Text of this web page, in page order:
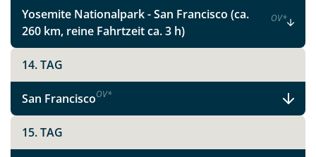
Yosemite Nationalpark - San Francisco (ca.
260 km, reine Fahrtzeit ca. 3 h)
OV*
14. TAG
San FranciscoOV*
15. TAG